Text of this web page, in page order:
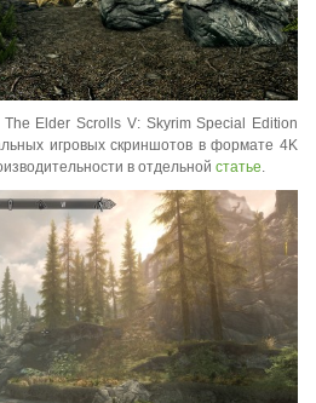
The Elder Scrolls V: Skyrim Special Edition
игровых скриншотов в формате 4K
в отдельной статье.